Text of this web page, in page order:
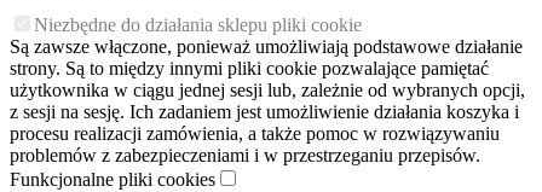
Niezbędne do działania sklepu pliki cookie
Są zawsze włączone, ponieważ umożliwiają podstawowe działanie
strony. Są to między innymi pliki cookie pozwalające pamiętać
użytkownika w ciągu jednej sesji lub, zależnie od wybranych opcji,
z sesji na sesję. Ich zadaniem jest umożliwienie działania koszyka i
procesu realizacji zamówienia, a także pomoc w rozwiązywaniu
problemów z zabezpieczeniami i w przestrzeganiu przepisów.
Funkcjonalne pliki cookies